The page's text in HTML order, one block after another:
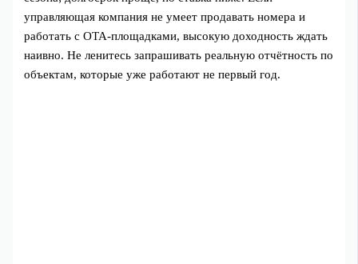
управляющая компания не умеет продавать номера и
работать с OTA‑площадками, высокую доходность ждать
наивно. Не ленитесь запрашивать реальную отчётность по
объектам, которые уже работают не первый год.